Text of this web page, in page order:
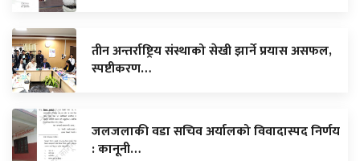
तीन अन्तर्राष्ट्रिय संस्थाको सेखी झार्ने प्रयास असफल,
स्पष्टीकरण…
जलजलाकी वडा सचिव अर्यालको विवादास्पद निर्णय
: कानूनी…